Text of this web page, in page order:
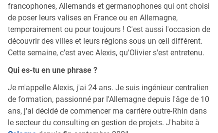
francophones, Allemands et germanophones qui ont choisi
de poser leurs valises en France ou en Allemagne,
temporairement ou pour toujours ! C'est aussi l'occasion de
découvrir des villes et leurs régions sous un œil différent.
Cette semaine, c'est avec Alexis, qu'Olivier s'est entretenu.
Qui es-tu en une phrase ?
Je m'appelle Alexis, j'ai 24 ans. Je suis ingénieur centralien
de formation, passionné par l'Allemagne depuis l'âge de 10
ans, j'ai décidé de commencer ma carrière outre-Rhin dans
le secteur du consulting en gestion de projets. J'habite à